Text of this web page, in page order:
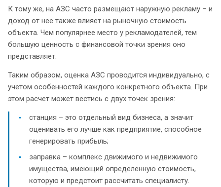
К тому же, на АЗС часто размещают наружную рекламу – и
доход от нее также влияет на рыночную стоимость
объекта. Чем популярнее место у рекламодателей, тем
большую ценность с финансовой точки зрения оно
представляет.
Таким образом, оценка АЗС проводится индивидуально, с
учетом особенностей каждого конкретного объекта. При
этом расчет может вестись с двух точек зрения:
станция – это отдельный вид бизнеса, а значит
оценивать его лучше как предприятие, способное
генерировать прибыль;
заправка – комплекс движимого и недвижимого
имущества, имеющий определенную стоимость,
которую и предстоит рассчитать специалисту.